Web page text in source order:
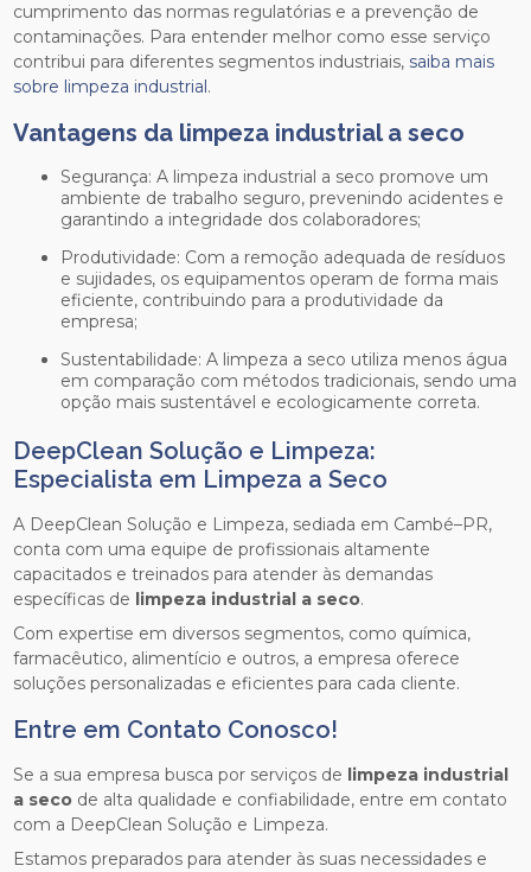
cumprimento das normas regulatórias e a prevenção de
contaminações. Para entender melhor como esse serviço
contribui para diferentes segmentos industriais, saiba mais
sobre limpeza industrial.
Vantagens da limpeza industrial a seco
Segurança: A limpeza industrial a seco promove um
ambiente de trabalho seguro, prevenindo acidentes e
garantindo a integridade dos colaboradores;
Produtividade: Com a remoção adequada de resíduos
e sujidades, os equipamentos operam de forma mais
eficiente, contribuindo para a produtividade da
empresa;
Sustentabilidade: A limpeza a seco utiliza menos água
em comparação com métodos tradicionais, sendo uma
opção mais sustentável e ecologicamente correta.
DeepClean Solução e Limpeza:
Especialista em Limpeza a Seco
A DeepClean Solução e Limpeza, sediada em Cambé–PR,
conta com uma equipe de profissionais altamente
capacitados e treinados para atender às demandas
específicas de limpeza industrial a seco.
Com expertise em diversos segmentos, como química,
farmacêutico, alimentício e outros, a empresa oferece
soluções personalizadas e eficientes para cada cliente.
Entre em Contato Conosco!
Se a sua empresa busca por serviços de limpeza industrial
a seco de alta qualidade e confiabilidade, entre em contato
com a DeepClean Solução e Limpeza.
Estamos preparados para atender às suas necessidades e